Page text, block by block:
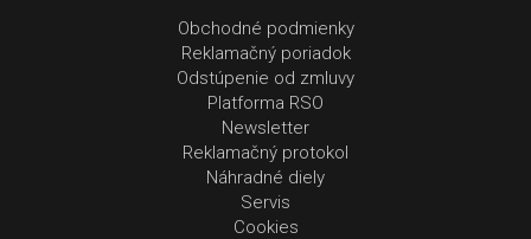
Obchodné podmienky
Reklamačný poriadok
Odstúpenie od zmluvy
Platforma RSO
Newsletter
Reklamačný protokol
Náhradné diely
Servis
Cookies